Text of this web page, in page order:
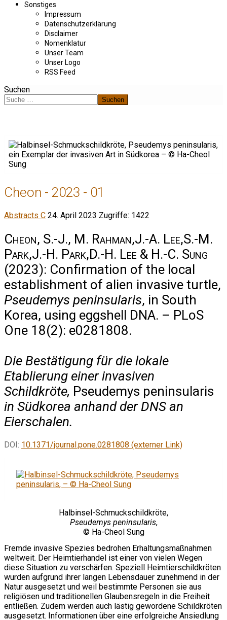
Sonstiges
Impressum
Datenschutzerklärung
Disclaimer
Nomenklatur
Unser Team
Unser Logo
RSS Feed
Suchen
Suchen
Cheon - 2023 - 01
Abstracts C 24. April 2023 Zugriffe: 1422
Cheon, S.-J., M. Rahman,J.-A. Lee,S.-M.
Park,J.-H. Park,D.-H. Lee & H.-C. Sung
(2023): Confirmation of the local
establishment of alien invasive turtle,
Pseudemys peninsularis, in South
Korea, using eggshell DNA. – PLoS
One 18(2): e0281808.
Die Bestätigung für die lokale
Etablierung einer invasiven
Schildkröte, Pseudemys peninsularis
in Südkorea anhand der DNS an
Eierschalen.
DOI: 10.1371/journal.pone.0281808 (externer Link)
Halbinsel-Schmuckschildkröte,
Pseudemys peninsularis,
© Ha-Cheol Sung
Fremde invasive Spezies bedrohen Erhaltungsmaßnahmen
weltweit. Der Heimtierhandel ist einer von vielen Wegen
diese Situation zu verschärfen. Speziell Heimtierschildkröten
wurden aufgrund ihrer langen Lebensdauer zunehmend in der
Natur ausgesetzt und weil bestimmte Personen sie aus
religiösen und traditionellen Glaubensregeln in die Freiheit
entließen. Zudem werden auch lästig gewordene Schildkröten
ausgesetzt. Informationen über eine erfolgreiche Ansiedlung